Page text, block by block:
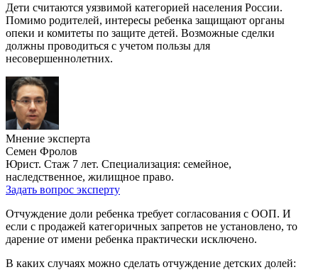
Дети считаются уязвимой категорией населения России.
Помимо родителей, интересы ребенка защищают органы
опеки и комитеты по защите детей. Возможные сделки
должны проводиться с учетом пользы для
несовершеннолетних.
Мнение эксперта
Семен Фролов
Юрист. Стаж 7 лет. Специализация: семейное,
наследственное, жилищное право.
Задать вопрос эксперту
Отчуждение доли ребенка требует согласования с ООП. И
если с продажей категоричных запретов не установлено, то
дарение от имени ребенка практически исключено.
В каких случаях можно сделать отчуждение детских долей: